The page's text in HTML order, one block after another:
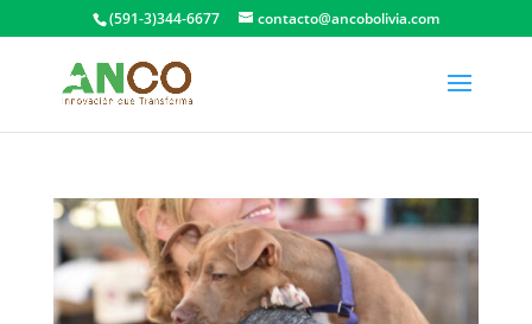
(591-3)344-6677 contacto@ancobolivia.com